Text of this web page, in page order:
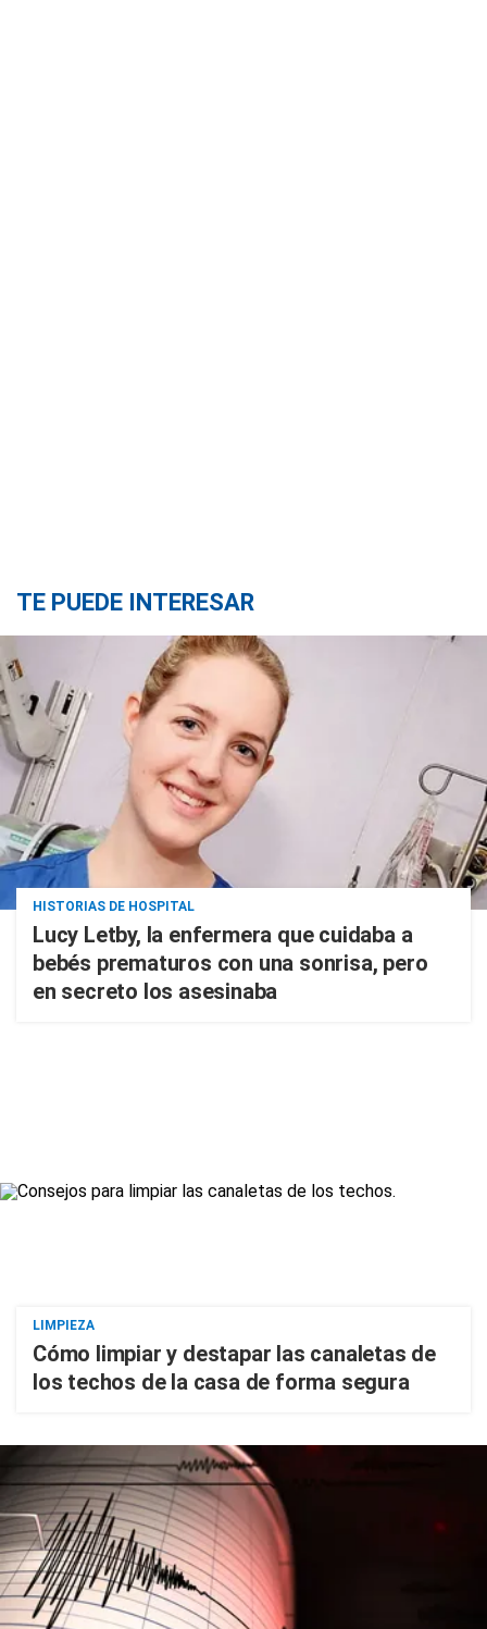
TE PUEDE INTERESAR
HISTORIAS DE HOSPITAL
Lucy Letby, la enfermera que cuidaba a
bebés prematuros con una sonrisa, pero
en secreto los asesinaba
LIMPIEZA
Cómo limpiar y destapar las canaletas de
los techos de la casa de forma segura